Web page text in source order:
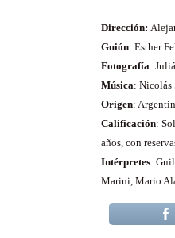
Dirección:
Guión: Esther
Fotografía:
Música: Nicolás
Origen:
Calificación:
años, con
Intérpretes:
Marini, Mario